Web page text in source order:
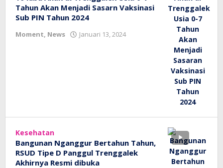
Tahun Akan Menjadi Sasarn Vaksinasi
Sub PIN Tahun 2024
Moment, News Januari 13, 2024
Kesehatan
Bangunan Nganggur Bertahun Tahun,
RSUD Tipe D Panggul Trenggalek
Akhirnya Resmi dibuka